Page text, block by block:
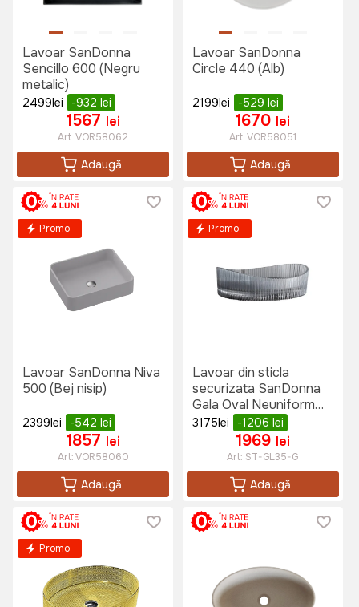
Lavoar SanDonna
Sencillo 600 (Negru
metalic)
2499lei -932 lei
1567 lei
Art:VOR58062
Adaugă
Lavoar SanDonna
Circle 440 (Alb)
2199lei -529 lei
1670 lei
Art:VOR58051
Adaugă
Promo
Lavoar SanDonna Niva
500 (Bej nisip)
2399lei -542 lei
1857 lei
Art:VOR58060
Adaugă
Promo
Lavoar din sticla
securizata SanDonna
Gala Oval Neuniform
(Gri)
3175lei -1206 lei
1969 lei
Art: ST-GL35-G
Adaugă
Promo